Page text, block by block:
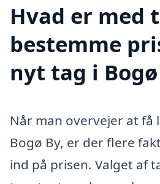
Hvad er med
bestemme
nyt tag i Bogø
Når man overvejer at få
Bogø By, er der flere
ind på prisen. Valget af